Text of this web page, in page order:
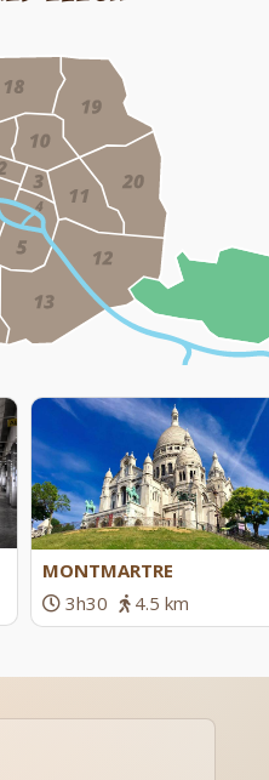
MONTMARTRE
3h30
4.5 km